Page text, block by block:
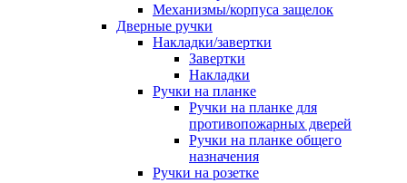
Механизмы/корпуса защелок
Дверные ручки
Накладки/завертки
Завертки
Накладки
Ручки на планке
Ручки на планке для
противопожарных дверей
Ручки на планке общего
назначения
Ручки на розетке